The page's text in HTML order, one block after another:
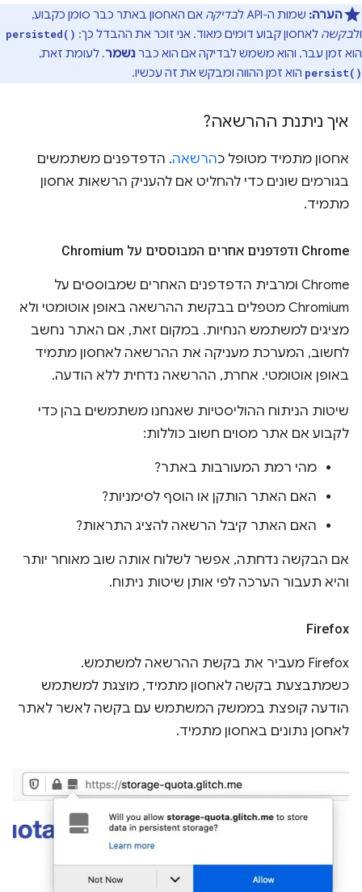
הערה: שמות ה-API ל בדיקה אם האחסון באתר כבר סומן כקבוע,
ולבקשה לאחסון קבוע דומים מאוד. אני זוכר את ההבדל כך: persisted()
הוא זמן עבר, והוא משמש לבדיקה אם הוא כברנשמר. לעומת זאת,
persist() הוא זמן ההווה ומבקש את זה עכשיו.
איך ניתנת ההרשאה?
אחסון מתמיד מטופל כהרשאה. הדפדפנים משתמשים
בגורמים שונים כדי להחליט אם להעניק הרשאות אחסון
מתמיד.
Chrome ודפדפנים אחרים המבוססים על Chromium
Chrome ומרבית הדפדפנים האחרים שמבוססים על
Chromium מטפלים בבקשת ההרשאה באופן אוטומטי ולא
מציגים למשתמש הנחיות. במקום זאת, אם האתר נחשב
לחשוב, המערכת מעניקה את ההרשאה לאחסון מתמיד
באופן אוטומטי. אחרת, ההרשאה נדחית ללא הודעה.
שיטות הניתוח ההוליסטיות שאנחנו משתמשים בהן כדי
לקבוע אם אתר מסוים חשוב כוללות:
מהי רמת המעורבות באתר?
האם האתר הותקן או הוסף לסימניות?
האם האתר קיבל הרשאה להציג התראות?
אם הבקשה נדחתה, אפשר לשלוח אותה שוב מאוחר יותר
והיא תעבור הערכה לפי אותן שיטות ניתוח.
Firefox
Firefox מעביר את בקשת ההרשאה למשתמש.
כשמתבצעת בקשה לאחסון מתמיד, מוצגת למשתמש
הודעה קופצת בממשק המשתמש עם בקשה לאשר לאתר
לאחסן נתונים באחסון מתמיד.